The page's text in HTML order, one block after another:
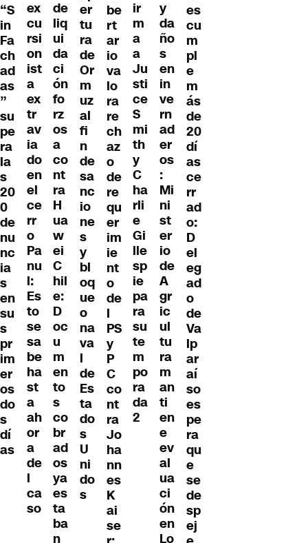
“S
in
Fa
ch
ad
as
”
su
pe
ra
la
s
20
0
de
nu
nc
ia
s
en
su
s
pr
im
er
os
do
s
dí
as
ex
cu
rsi
on
ist
a
ex
tr
av
ia
do
en
el
ce
rr
o
Pa
nu
l:
Es
to
se
sa
be
ha
st
a
ah
or
a
de
l
ca
so
de
liq
ui
da
ci
ón
fo
rz
os
a
co
nt
ra
H
ua
w
ei
C
hil
e:
D
oc
u
m
en
to
s
co
br
ad
os
ya
es
ta
ba
n
er
tu
ra
de
Or
m
uz
al
fi
n
de
sa
nc
io
ne
s
y
bl
oq
ue
o
na
va
l
de
Es
ta
do
s
U
ni
do
s
be
rt
ar
io
va
lo
ra
re
ch
az
o
de
re
qu
er
im
ie
nt
o
de
l
PS
y
P
C
co
nt
ra
Jo
ha
nn
es
K
ai
se
ir
m
a
a
Ju
sti
ce
S
mi
th
y
C
ha
rli
e
Gi
lle
sp
ie
pa
ra
su
te
m
po
ra
da
2
y
da
ño
s
en
in
ve
rn
ad
er
os
:
Mi
ni
st
er
io
de
A
gr
ic
ul
tu
ra
m
an
ti
en
e
ev
al
ua
ci
ón
en
Lo
es
cu
m
pl
e
m
ás
de
20
dí
as
ce
rr
ad
o:
D
el
eg
ad
o
de
Va
lp
ar
aí
so
es
pe
ra
qu
e
se
de
sp
ej